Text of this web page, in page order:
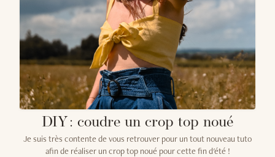
DIY : coudre un crop top noué
Je suis très contente de vous retrouver pour un tout nouveau tuto
afin de réaliser un crop top noué pour cette fin d'été !